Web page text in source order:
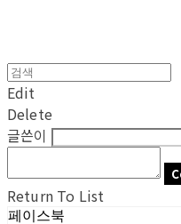
Edit
Delete
글쓴이
Return To List
페이스북